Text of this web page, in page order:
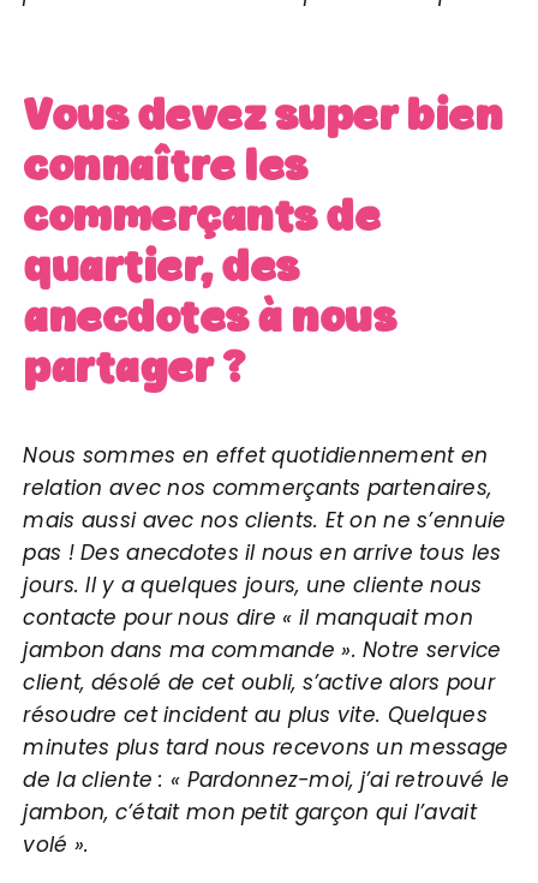
Vous devez super bien
connaître les
commerçants de
quartier, des
anecdotes à nous
partager ?
Nous sommes en effet quotidiennement en
relation avec nos commerçants partenaires,
mais aussi avec nos clients. Et on ne s’ennuie
pas ! Des anecdotes il nous en arrive tous les
jours. Il y a quelques jours, une cliente nous
contacte pour nous dire « il manquait mon
jambon dans ma commande ». Notre service
client, désolé de cet oubli, s’active alors pour
résoudre cet incident au plus vite. Quelques
minutes plus tard nous recevons un message
de la cliente : « Pardonnez-moi, j’ai retrouvé le
jambon, c’était mon petit garçon qui l’avait
volé ».